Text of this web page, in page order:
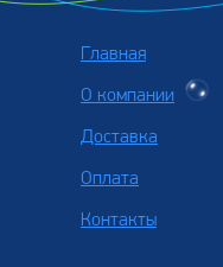
Главная
О компании
Доставка
Оплата
Контакты